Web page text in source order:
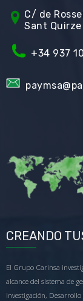
C/ de
Sant
+34 937
CREANDO
El Grupo Carinsa
alcance del sistema de
Investigación, Desarrollo